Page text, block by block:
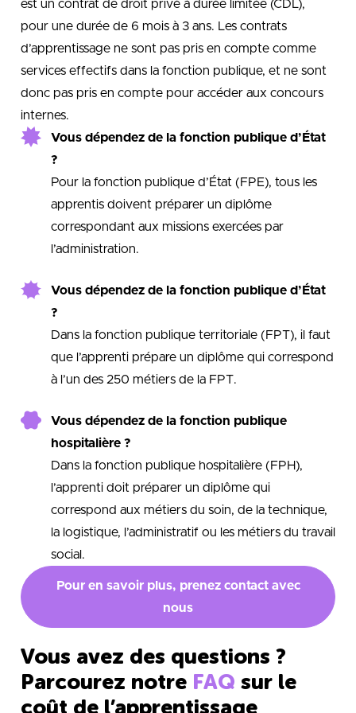
est un contrat de droit privé à durée limitée (CDL),
pour une durée de 6 mois à 3 ans. Les contrats
d’apprentissage ne sont pas pris en compte comme
services effectifs dans la fonction publique, et ne sont
donc pas pris en compte pour accéder aux concours
internes.
Vous dépendez de la fonction publique d’État
?
Pour la fonction publique d’État (FPE), tous les
apprentis doivent préparer un diplôme
correspondant aux missions exercées par
l’administration.
Vous dépendez de la fonction publique d’État
?
Dans la fonction publique territoriale (FPT), il faut
que l’apprenti prépare un diplôme qui correspond
à l’un des 250 métiers de la FPT.
Vous dépendez de la fonction publique
hospitalière ?
Dans la fonction publique hospitalière (FPH),
l’apprenti doit préparer un diplôme qui
correspond aux métiers du soin, de la technique,
la logistique, l’administratif ou les métiers du travail
social.
Pour en savoir plus, prenez contact avec
nous
Vous avez des questions ?
Parcourez notre FAQ sur le
coût de l’apprentissage